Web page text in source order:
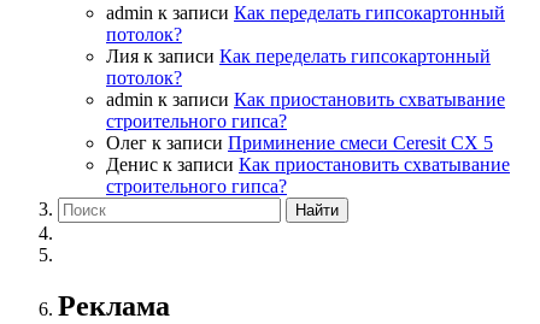
admin к записи Как переделать гипсокартонный
потолок?
Лия к записи Как переделать гипсокартонный
потолок?
admin к записи Как приостановить схватывание
строительного гипса?
Олег к записи Приминение смеси Ceresit СХ 5
Денис к записи Как приостановить схватывание
строительного гипса?
Реклама